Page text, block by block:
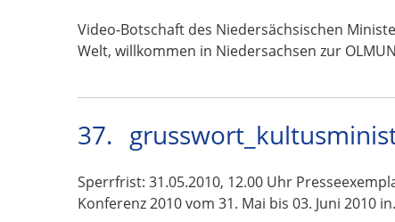
Video-Botschaft des Niedersächsischen
Welt, willkommen in Niedersachsen zur
37.
Sperrfrist: 31.05.2010, 12.00 Uhr
Konferenz 2010 vom 31. Mai bis 03. Juni 2010